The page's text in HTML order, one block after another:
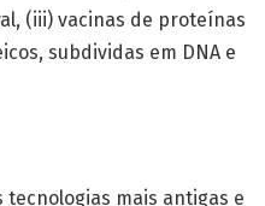
(iii) vacinas de proteínas
subdividas em DNA e
tecnologias mais antigas e